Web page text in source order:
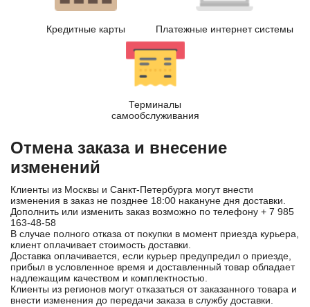
Кредитные карты Платежные интернет системы
Терминалы
самообслуживания
Отмена заказа и внесение
изменений
Клиенты из Москвы и Санкт-Петербурга могут внести
изменения в заказ не позднее 18:00 накануне дня доставки.
Дополнить или изменить заказ возможно по телефону + 7 985
163-48-58
В случае полного отказа от покупки в момент приезда курьера,
клиент оплачивает стоимость доставки.
Доставка оплачивается, если курьер предупредил о приезде,
прибыл в условленное время и доставленный товар обладает
надлежащим качеством и комплектностью.
Клиенты из регионов могут отказаться от заказанного товара и
внести изменения до передачи заказа в службу доставки.